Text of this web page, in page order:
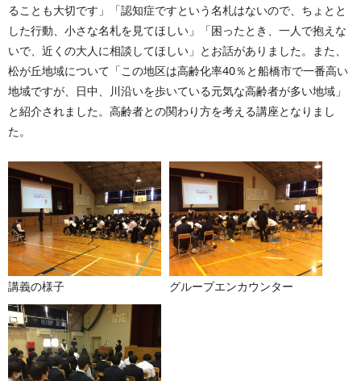
ることも大切です」「認知症ですという名札はないので、ちょとと
した行動、小さな名札を見てほしい」「困ったとき、一人で抱えな
いで、近くの大人に相談してほしい」とお話がありました。また、
松が丘地域について「この地区は高齢化率40％と船橋市で一番高い
地域ですが、日中、川沿いを歩いている元気な高齢者が多い地域」
と紹介されました。高齢者との関わり方を考える講座となりまし
た。
講義の様子 グループエンカウンター